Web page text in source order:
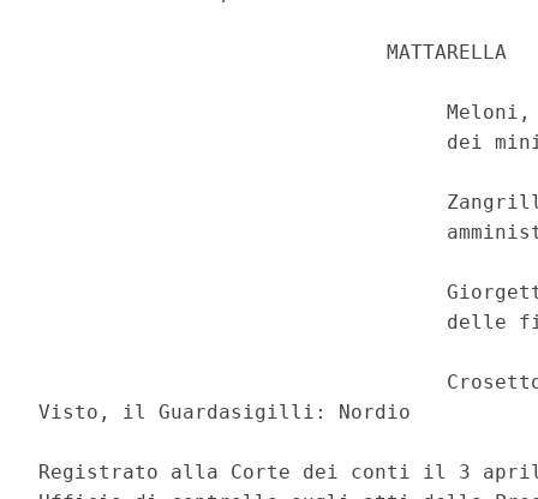
                             MATTARELLA
dei
delle
Visto, il Guardasigilli: Nordio
Registrato alla Corte dei conti il 3